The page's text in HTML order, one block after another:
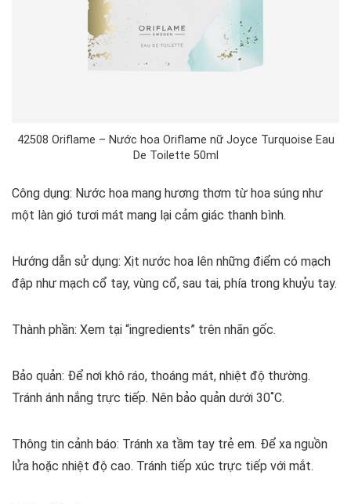
42508 Oriflame – Nước hoa Oriflame nữ Joyce Turquoise Eau
De Toilette 50ml
Công dụng: Nước hoa mang hương thơm từ hoa súng như
một làn gió tươi mát mang lại cảm giác thanh bình.
Hướng dẫn sử dụng: Xịt nước hoa lên những điểm có mạch
đập như mạch cổ tay, vùng cổ, sau tai, phía trong khuỷu tay.
Thành phần: Xem tại “ingredients” trên nhãn gốc.
Bảo quản: Để nơi khô ráo, thoáng mát, nhiệt độ thường.
Tránh ánh nắng trực tiếp. Nên bảo quản dưới 30˚C.
Thông tin cảnh báo: Tránh xa tầm tay trẻ em. Để xa nguồn
lửa hoặc nhiệt độ cao. Tránh tiếp xúc trực tiếp với mắt.